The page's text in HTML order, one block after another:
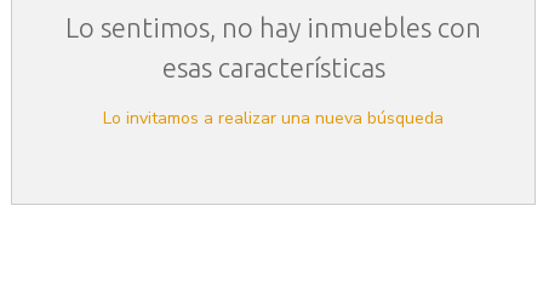
Lo sentimos, no hay inmuebles con
esas características
Lo invitamos a realizar una nueva búsqueda